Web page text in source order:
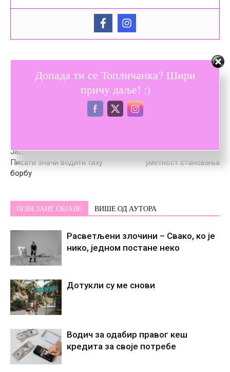
Јадранка Миленковић –
Писати значи водити тиху
борбу
Максимализам у ентеријеру –
уметност становања
ПОВЕЗАНЕ ОБЈАВЕ ВИШЕ ОД АУТОРА
Расветљени злочини – Свако, ко је
нико, једном постане некo
Дотукли су ме снови
Водич за одабир правог кеш
кредита за своје потребе
Допада ти се Топличанка? Шири
причу даље! :)